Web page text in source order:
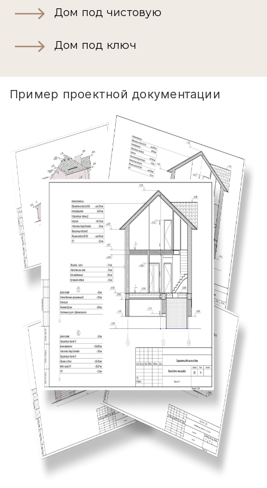
Дом под чистовую
Дом под ключ
Пример проектной документации